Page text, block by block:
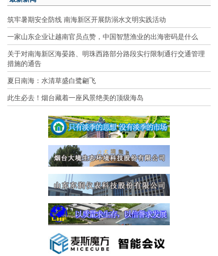
筑牢暑期安全防线 南海新区开展防溺水文明实践活动
一家山东企业让越南官员点赞，中国智慧渔业的出海密码是什么
关于对南海新区海晏路、明珠西路部分路段实行限制通行交通管理
措施的通告
夏日南海：水清草盛白鹭翩飞
此生必去！烟台藏着一座风景绝美的顶级海岛